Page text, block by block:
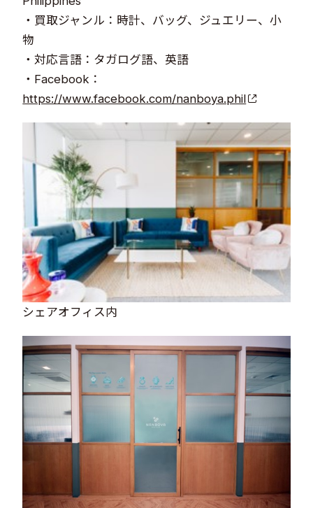
・買取ジャンル：時計、バッグ、ジュエリー、小
物
・対応言語：タガログ語、英語
・Facebook​：
https://www.facebook.com/nanboya.phil
シェアオフィス内